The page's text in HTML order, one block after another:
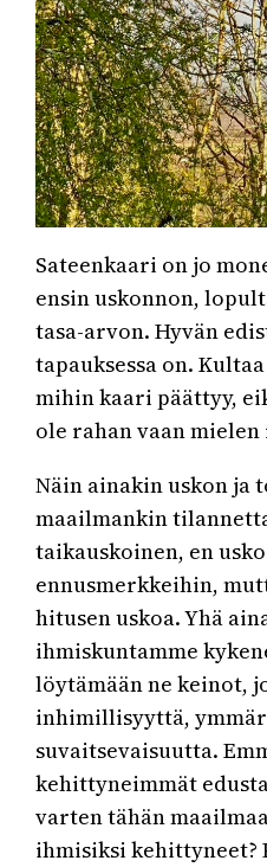
Sateenkaari on jo
ensin uskonnon,
tasa-arvon. Hyvän
tapauksessa on.
mihin kaari päättyy,
ole rahan vaan
Näin ainakin uskon ja
maailmankin
taikauskoinen, en
ennusmerkkeihin,
hitusen uskoa. Yhä
ihmiskuntamme
löytämään ne keinot,
inhimillisyyttä,
suvaitsevaisuutta.
kehittyneimmät
varten tähän
ihmisiksi kehittyneet?